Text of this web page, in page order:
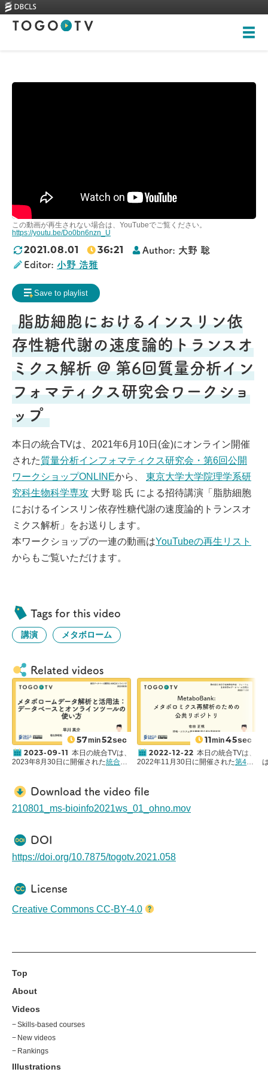
New videos
Rankings
全ての画像
Heritage Trees
Training
Contact
Frequently Asked Questions
Staff
My page
この動画が再生されない場合は、YouTubeでご覧ください。
https://youtu.be/Do0bn6nzn_U
2021.08.01 36:21 Author: 大野 聡
Editor: 小野 浩雅
Save to playlist
脂肪細胞におけるインスリン依
存性糖代謝の速度論的トランスオ
ミクス解析 @ 第6回質量分析イン
フォマティクス研究会ワークショ
ップ
本日の統合TVは、2021年6月10日(金)にオンライン開催
された質量分析インフォマティクス研究会・第6回公開
ワークショップONLINEから、 東京大学大学院理学系研
究科生物科学専攻 大野 聡 氏 による招待講演「脂肪細胞
におけるインスリン依存性糖代謝の速度論的トランスオ
ミクス解析」をお送りします。
本ワークショップの一連の動画はYouTubeの再生リスト
からもご覧いただけます。
Tags for this video
講演 メタボローム
Related videos
57min52sec
2023-09-11 本日の統合TVは、
2023年8月30日に開催された統合デ
研究センター早川 英介 氏 による
「メタボロームデータ解析と活用法:
データベースとオンラインツールの
使い方」(講習スライド)をお送りし
本講習は、メタボロームデータの解
析法および公共データベース活用法
の解説を通して、他のオミクス研究
者や初学者がデータ解析のフローを
習会の一連の動画は
リスト
11min45sec
2022-12-22 本日の統合TVは、
2022年11月30日に開催された第45
法」
ム研究機構 国立遺伝学研究所）氏 に
よる「MetaboBank: メタボロミクス
再解析のための公共リポジトリ」を
す。
Download the video file
210801_ms-bioinfo2021ws_01_ohno.mov
DOI
https://doi.org/10.7875/togotv.2021.058
License
Creative Commons CC-BY-4.0
Top
About
Videos
Skills-based courses
New videos
Rankings
Illustrations